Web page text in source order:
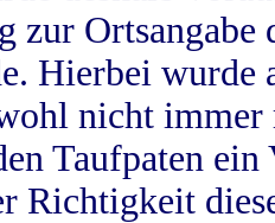
zur
Hierbei wurde
nicht
Taufpaten
Richtigkeit